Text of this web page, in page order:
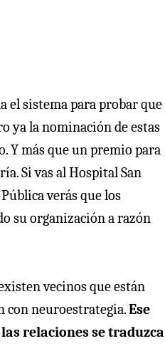
el sistema para probar que
ya la nominación de estas
Y más que un premio para
Si vas al Hospital San
verás que los
su organización a razón
vecinos que están
con neuroestrategia.Ese
relaciones se traduzca